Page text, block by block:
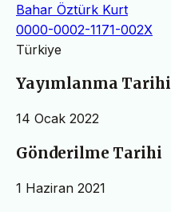
Bahar Öztürk Kurt
0000-0002-1171-002X
Türkiye
Yayımlanma Tarihi
14 Ocak 2022
Gönderilme Tarihi
1 Haziran 2021